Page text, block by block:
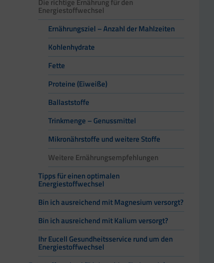
Die richtige Ernährung für den
Energiestoffwechsel
Ernährungsziel – Anzahl der Mahlzeiten
Kohlenhydrate
Fette
Proteine (Eiweiße)
Ballaststoffe
Trinkmenge – Genussmittel
Mikronährstoffe und weitere Stoffe
Weitere Ernährungsempfehlungen
Tipps für einen optimalen
Energiestoffwechsel
Bin ich ausreichend mit Magnesium versorgt?
Bin ich ausreichend mit Kalium versorgt?
Ihr Eucell Gesundheitsservice rund um den
Energiestoffwechsel